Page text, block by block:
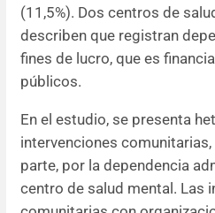
(11,5%). Dos centros de
describen que registran
fines de lucro, que es
públicos.
En el estudio, se presenta
intervenciones comunitarias,
parte, por la dependencia
centro de salud mental. Las